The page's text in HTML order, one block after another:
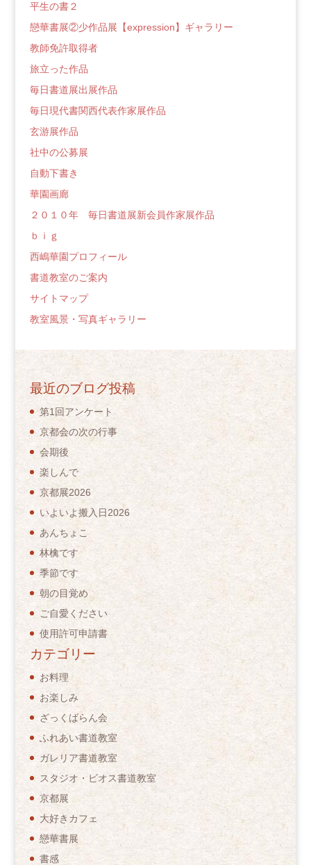
平生の書２
戀華書展②少作品展【expression】ギャラリー
教師免許取得者
旅立った作品
毎日書道展出展作品
毎日現代書関西代表作家展作品
玄游展作品
社中の公募展
自動下書き
華園画廊
２０１０年 毎日書道展新会員作家展作品
ｂｉｇ
西嶋華園プロフィール
書道教室のご案内
サイトマップ
教室風景・写真ギャラリー
最近のブログ投稿
第1回アンケート
京都会の次の行事
会期後
楽しんで
京都展2026
いよいよ搬入日2026
あんちょこ
林檎です
季節です
朝の目覚め
ご自愛ください
使用許可申請書
カテゴリー
お料理
お楽しみ
ざっくばらん会
ふれあい書道教室
ガレリア書道教室
スタジオ・ビオス書道教室
京都展
大好きカフェ
戀華書展
書感